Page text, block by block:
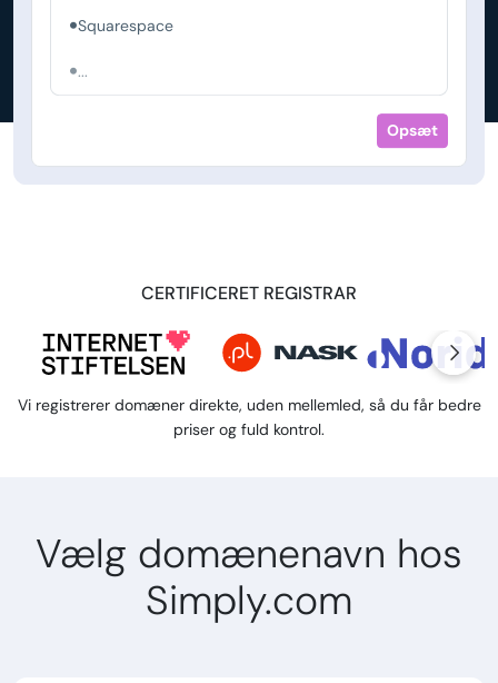
Squarespace
...
Opsæt
CERTIFICERET REGISTRAR
Vi registrerer domæner direkte, uden mellemled, så du får bedre
priser og fuld kontrol.
Vælg domænenavn hos
Simply.com